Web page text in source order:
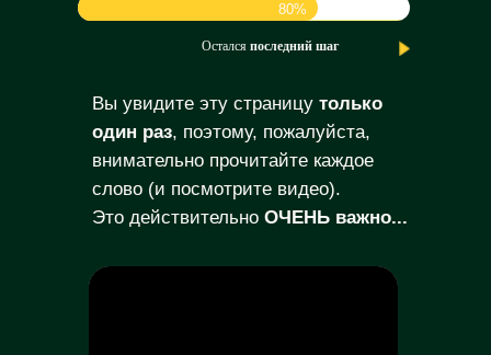
80%
Осталсяпоследнийшаг
Вы увидите эту страницу только
один раз, поэтому, пожалуйста,
внимательно прочитайте каждое
слово (и посмотрите видео).
Это действительно ОЧЕНЬ важно...